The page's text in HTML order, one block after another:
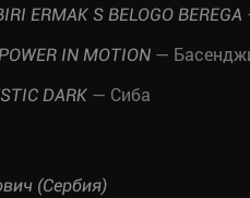
ERMAK S BELOGO BEREGA
IN MOTION —
DARK — Сиба
(Сербия)